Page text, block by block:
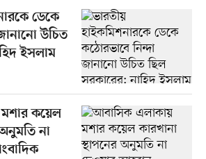
ডেকে
উচিত
ইসলাম
কয়েল
না